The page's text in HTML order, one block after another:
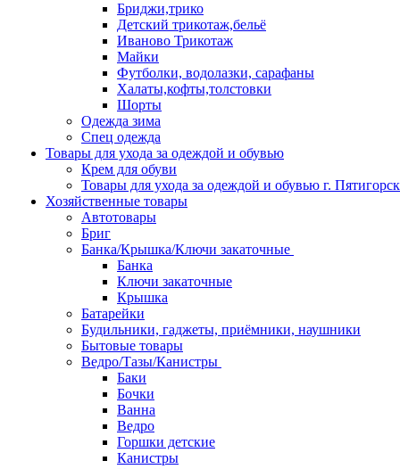
Бриджи,трико
Детский трикотаж,бельё
Иваново Трикотаж
Майки
Футболки, водолазки, сарафаны
Халаты,кофты,толстовки
Шорты
Одежда зима
Спец одежда
Товары для ухода за одеждой и обувью
Крем для обуви
Товары для ухода за одеждой и обувью г. Пятигорск
Хозяйственные товары
Автотовары
Бриг
Банка/Крышка/Ключи закаточные
Банка
Ключи закаточные
Крышка
Батарейки
Будильники, гаджеты, приёмники, наушники
Бытовые товары
Ведро/Тазы/Канистры
Баки
Бочки
Ванна
Ведро
Горшки детские
Канистры